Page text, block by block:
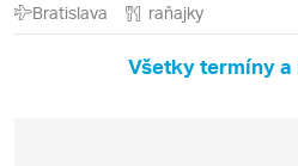
Bratislava raňajky
Všetky termíny a